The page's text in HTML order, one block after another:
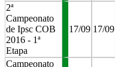
2ª
Campeonato
de Ipsc COB
2016 - 1ª
Etapa
17/09 17/09
Campeonato